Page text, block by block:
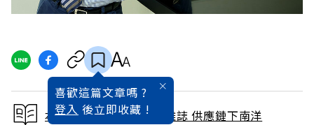
喜歡這篇文章嗎 ?
登入 後立即收藏 !
本文出自 2019 / 7月號雜誌 供應鏈下南洋